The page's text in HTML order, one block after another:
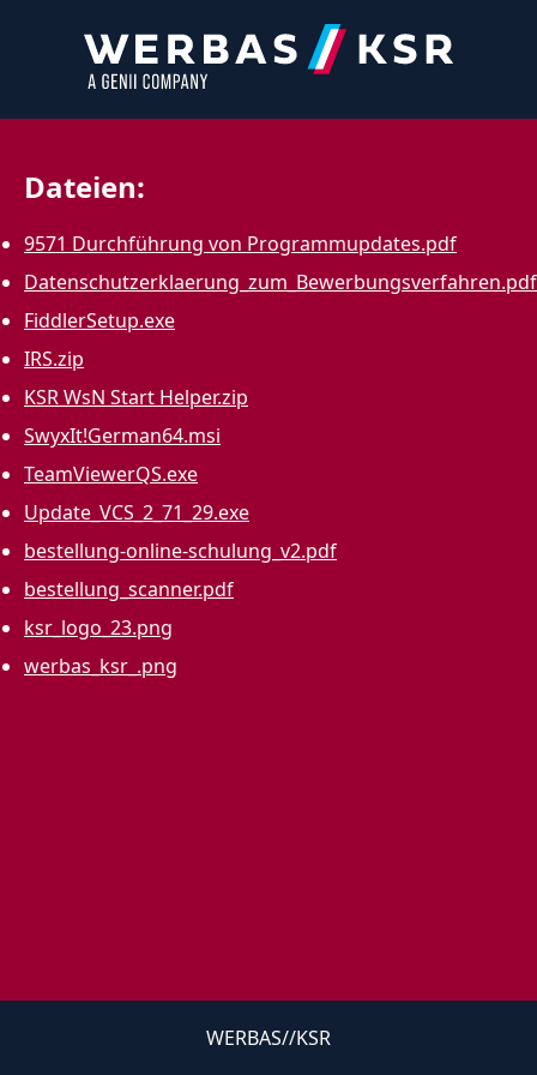
Dateien:
9571 Durchführung von Programmupdates.pdf
Datenschutzerklaerung_zum_Bewerbungsverfahren.pdf
FiddlerSetup.exe
IRS.zip
KSR WsN Start Helper.zip
SwyxIt!German64.msi
TeamViewerQS.exe
Update_VCS_2_71_29.exe
bestellung-online-schulung_v2.pdf
bestellung_scanner.pdf
ksr_logo_23.png
werbas_ksr_.png
WERBAS//KSR